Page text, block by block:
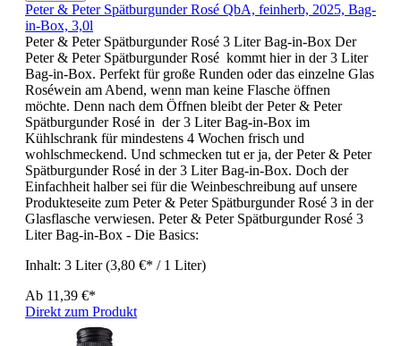
Peter & Peter Spätburgunder Rosé QbA, feinherb, 2025, Bag-
in-Box, 3,0l
Peter & Peter Spätburgunder Rosé 3 Liter Bag-in-Box Der
Peter & Peter Spätburgunder Rosé kommt hier in der 3 Liter
Bag-in-Box. Perfekt für große Runden oder das einzelne Glas
Roséwein am Abend, wenn man keine Flasche öffnen
möchte. Denn nach dem Öffnen bleibt der Peter & Peter
Spätburgunder Rosé in der 3 Liter Bag-in-Box im
Kühlschrank für mindestens 4 Wochen frisch und
wohlschmeckend. Und schmecken tut er ja, der Peter & Peter
Spätburgunder Rosé in der 3 Liter Bag-in-Box. Doch der
Einfachheit halber sei für die Weinbeschreibung auf unsere
Produkteseite zum Peter & Peter Spätburgunder Rosé 3 in der
Glasflasche verwiesen. Peter & Peter Spätburgunder Rosé 3
Liter Bag-in-Box - Die Basics:
Inhalt: 3 Liter(3,80 €* / 1 Liter)
Ab 11,39 €*
Direkt zum Produkt